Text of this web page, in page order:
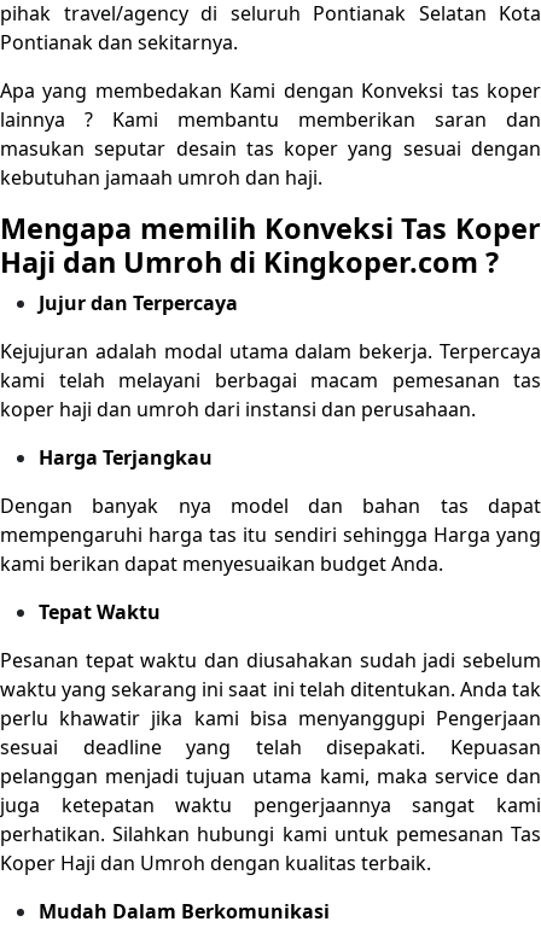
pihak travel/agency di seluruh Pontianak Selatan Kota
Pontianak dan sekitarnya.
Apa yang membedakan Kami dengan Konveksi tas koper
lainnya ? Kami membantu memberikan saran dan
masukan seputar desain tas koper yang sesuai dengan
kebutuhan jamaah umroh dan haji.
Mengapa memilih Konveksi Tas Koper
Haji dan Umroh di Kingkoper.com ?
Jujur dan Terpercaya
Kejujuran adalah modal utama dalam bekerja. Terpercaya
kami telah melayani berbagai macam pemesanan tas
koper haji dan umroh dari instansi dan perusahaan.
Harga Terjangkau
Dengan banyak nya model dan bahan tas dapat
mempengaruhi harga tas itu sendiri sehingga Harga yang
kami berikan dapat menyesuaikan budget Anda.
Tepat Waktu
Pesanan tepat waktu dan diusahakan sudah jadi sebelum
waktu yang sekarang ini saat ini telah ditentukan. Anda tak
perlu khawatir jika kami bisa menyanggupi Pengerjaan
sesuai deadline yang telah disepakati. Kepuasan
pelanggan menjadi tujuan utama kami, maka service dan
juga ketepatan waktu pengerjaannya sangat kami
perhatikan. Silahkan hubungi kami untuk pemesanan Tas
Koper Haji dan Umroh dengan kualitas terbaik.
Mudah Dalam Berkomunikasi